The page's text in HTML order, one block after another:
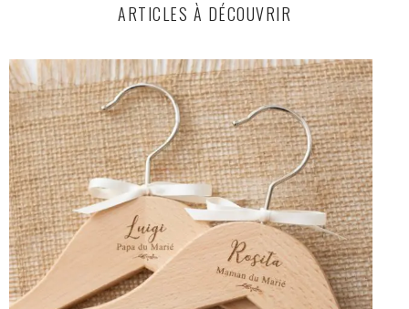
ARTICLES À DÉCOUVRIR